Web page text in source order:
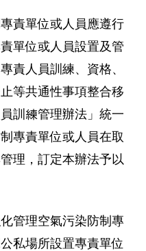
責單位或人員應遵行
單位或人員設置及管
責人員訓練、資格、
等共通性事項整合移
訓練管理辦法」統一
專責單位或人員在取
理，訂定本辦法予以
管理空氣污染防制專
私場所設置專責單位